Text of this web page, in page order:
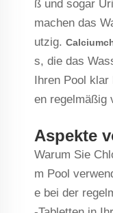
ß und sogar
machen das
utzig.
s, die das
Ihren Pool klar
en regelmäßig
Aspekte
Warum Sie
m Pool
e bei der